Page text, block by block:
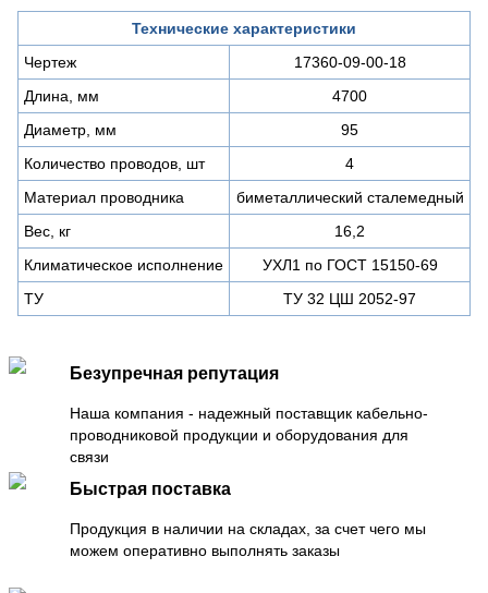
Технические характеристики
Чертеж
17360-09-00-18
Длина, мм
4700
Диаметр, мм
95
Количество проводов, шт
4
Материал проводника
биметаллический сталемедный
Вес, кг
16,2
Климатическое исполнение
УХЛ1 по ГОСТ 15150-69
ТУ
ТУ 32 ЦШ 2052-97
Безупречная репутация
Наша компания - надежный поставщик кабельно-
проводниковой продукции и оборудования для
связи
Быстрая поставка
Продукция в наличии на складах, за счет чего мы
можем оперативно выполнять заказы